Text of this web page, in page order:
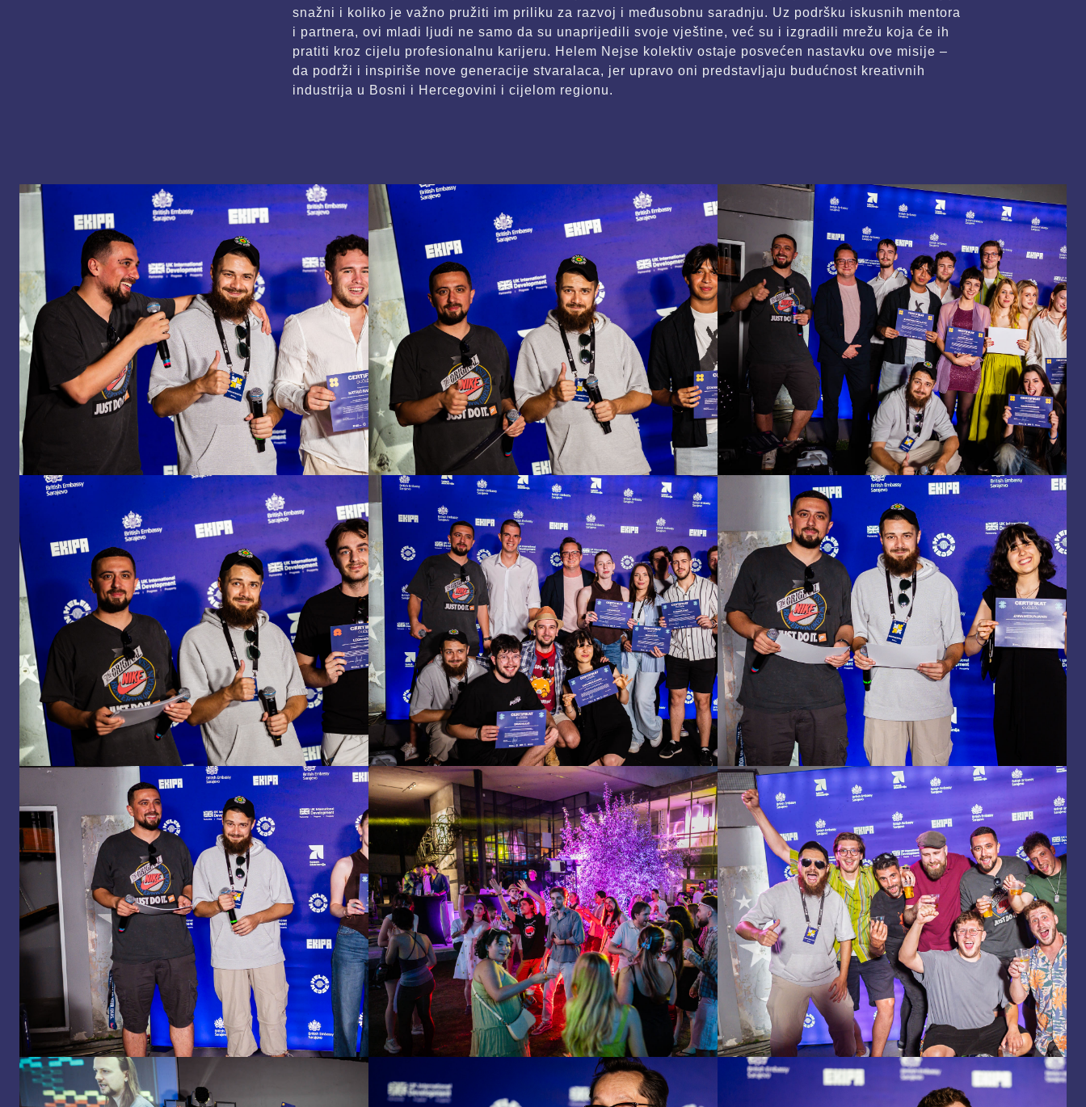
snažni i koliko je važno pružiti im priliku za razvoj i međusobnu saradnju. Uz podršku iskusnih mentora
i partnera, ovi mladi ljudi ne samo da su unaprijedili svoje vještine, već su i izgradili mrežu koja će ih
pratiti kroz cijelu profesionalnu karijeru. Helem Nejse kolektiv ostaje posvećen nastavku ove misije –
da podrži i inspiriše nove generacije stvaralaca, jer upravo oni predstavljaju budućnost kreativnih
industrija u Bosni i Hercegovini i cijelom regionu.